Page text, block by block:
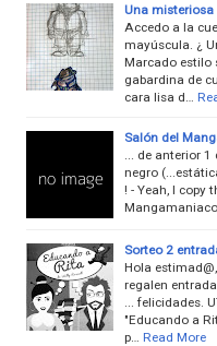
Una
Accedo a la
mayúscula. ¿
Marcado estilo
gabardina de
cara lisa d…
Salón del
... de anterior
negro
! - Yeah, I copy
Sorteo 2
Hola
regalen
... felicidades.
"Educando a
p…
Read More